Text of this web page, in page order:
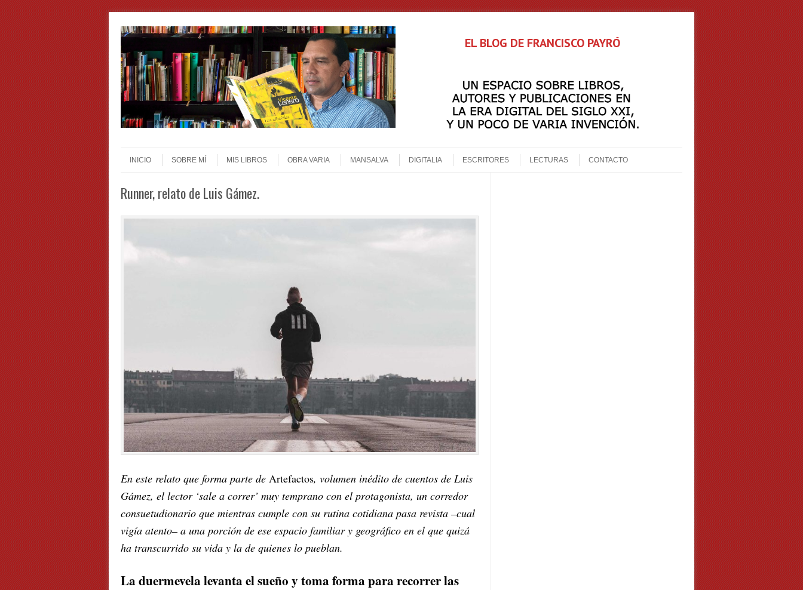
EL BLOG DE FRANCISCO PAYRÓ
Menu
INICIO
SOBRE MÍ MIS LIBROS OBRA VARIA MANSALVA DIGITALIA ESCRITORES LECTURAS CONTACTO
Runner, relato de Luis Gámez.
En este relato que forma parte de Artefactos, volumen inédito de cuentos de Luis
Gámez, el lector ‘sale a correr’ muy temprano con el protagonista, un corredor
consuetudionario que mientras cumple con su rutina cotidiana pasa revista –cual
vigía atento– a una porción de ese espacio familiar y geográfico en el que quizá
ha transcurrido su vida y la de quienes lo pueblan.
La duermevela levanta el sueño y toma forma para recorrer las